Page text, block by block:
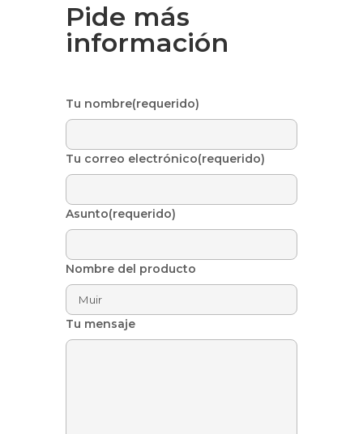
Pide más
información
Tu nombre(requerido)
Tu correo electrónico(requerido)
Asunto(requerido)
Nombre del producto
Tu mensaje